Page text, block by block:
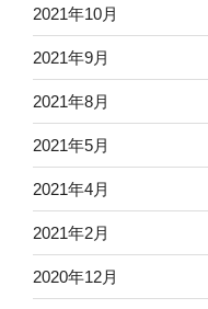
2021年10月
2021年9月
2021年8月
2021年5月
2021年4月
2021年2月
2020年12月